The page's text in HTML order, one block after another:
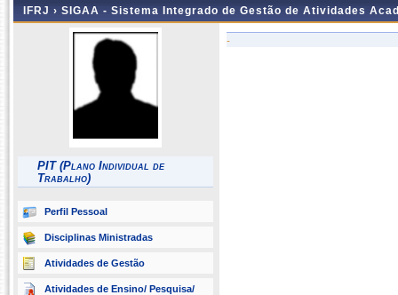
IFRJ › SIGAA - Sistema Integrado de Gestão de Atividades
PIT (Plano Individual de
Trabalho)
Perfil Pessoal
Disciplinas Ministradas
Atividades de Gestão
Atividades de Ensino/ Pesquisa/
-